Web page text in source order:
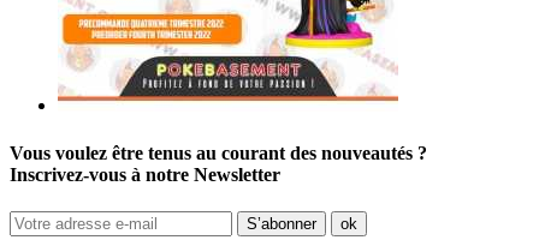
Vous voulez être tenus au courant des nouveautés ?
Inscrivez-vous à notre Newsletter